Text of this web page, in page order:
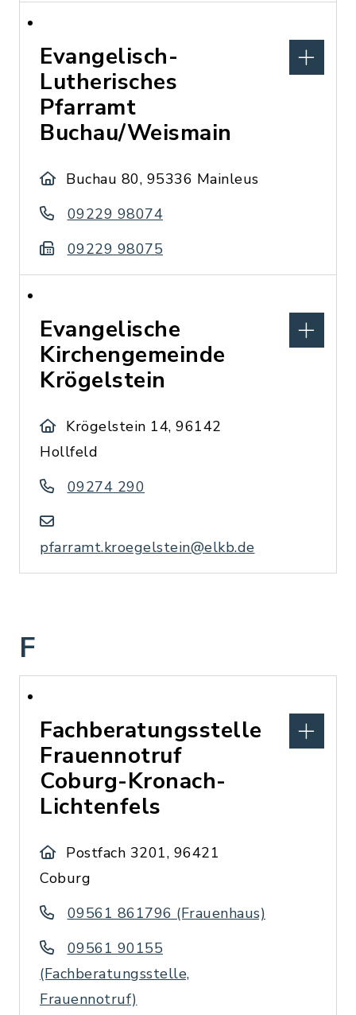
Evangelisch-
Lutherisches
Pfarramt
Buchau/Weismain
Buchau 80, 95336 Mainleus
09229 98074
09229 98075
Evangelische
Kirchengemeinde
Krögelstein
Krögelstein 14, 96142
Hollfeld
09274 290
pfarramt.kroegelstein@elkb.de
F
Fachberatungsstelle
Frauennotruf
Coburg-Kronach-
Lichtenfels
Postfach 3201, 96421
Coburg
09561 861796 (Frauenhaus)
09561 90155
(Fachberatungsstelle,
Frauennotruf)